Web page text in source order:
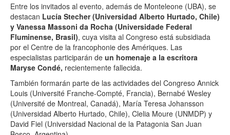
Entre los invitados al evento, además de Monteleone (UBA), se
destacan Lucía Stecher (Universidad Alberto Hurtado, Chile)
y Vanessa Massoni da Rocha (Universidade Federal
Fluminense, Brasil), cuya visita al Congreso está subsidiada
por el Centre de la francophonie des Amériques. Las
especialistas participarán de un homenaje a la escritora
Maryse Condé, recientemente fallecida.
También formarán parte de las actividades del Congreso Annick
Louis (Université Franche-Compté, Francia), Bernabé Wesley
(Université de Montreal, Canadá), María Teresa Johansson
(Universidad Alberto Hurtado, Chile), Clelia Moure (UNMDP) y
David Fiel (Universidad Nacional de la Patagonia San Juan